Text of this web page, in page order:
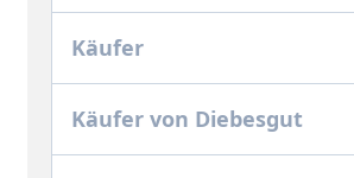
Käufer
Käufer von Diebesgut